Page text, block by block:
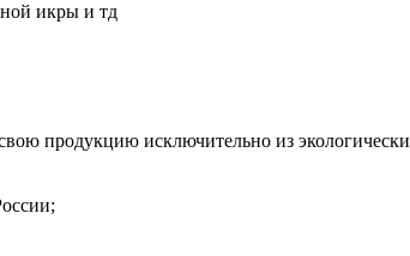
икры и тд
продукцию исключительно из экологически